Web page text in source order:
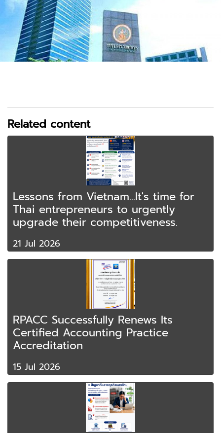
Related content
Lessons from Vietnam...It's time for
Thai entrepreneurs to urgently
upgrade their competitiveness.
21 Jul 2026
RPACC Successfully Renews Its
Certified Accounting Practice
Accreditation
15 Jul 2026